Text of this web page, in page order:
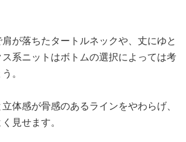
が落ちたタートルネックや、丈にゆと
系ニットはボトムの選択によっては考
。
体感が骨感のあるラインをやわらげ、
見せます。